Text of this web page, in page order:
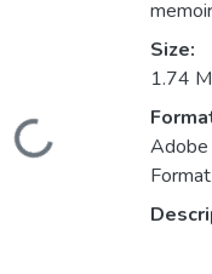
Loading...
Size:
1.74
Format